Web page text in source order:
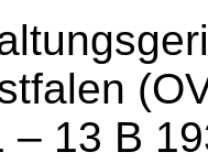
– 13 B